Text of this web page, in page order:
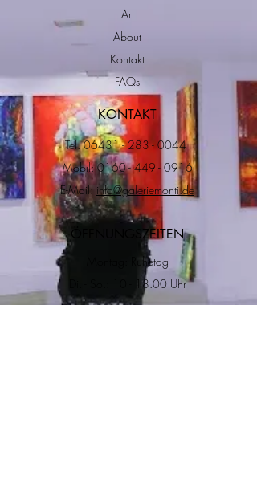
Art
About
Kontakt
FAQs
KONTAKT
Tel.06431 - 283 - 0044
Mobil:0160 - 449 - 0916
E-Mail: info@galeriemonti.de
ÖFFNUNGSZEITEN
Montag: Ruhetag
Di. - So.: 10 - 18.00 Uhr